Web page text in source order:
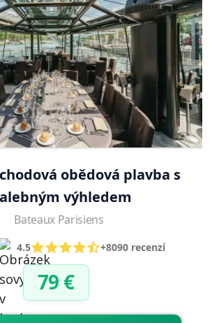
obědová plavba s
výhledem
Bateaux Parisiens
4.5 +8090 recenzí
79 €